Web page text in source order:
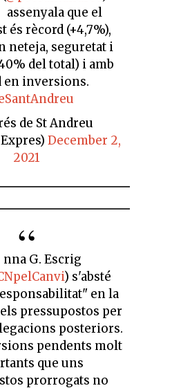
assenyala que el
és rècord (+4,7%),
neteja, seguretat i
del total) i amb
en inversions.
de St Andreu
December 2,
2021
nna G. Escrig
) s'absté
en la
pressupostos per
posteriors.
pendents molt
que uns
prorrogats no